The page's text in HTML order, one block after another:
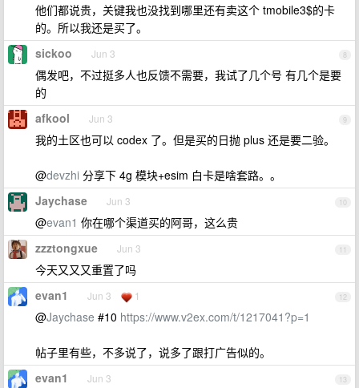
他们都说贵，关键我也没找到哪里还有卖这个 tmobile3$的卡
的。所以我还是买了。
8
sickoo Jun 3
偶发吧，不过挺多人也反馈不需要，我试了几个号 有几个是要
的
9
afkool Jun 3
我的土区也可以 codex 了。但是买的日抛 plus 还是要二验。
@devzhi 分享下 4g 模块+esim 白卡是啥套路。。
10
Jaychase Jun 3
@evan1 你在哪个渠道买的阿哥，这么贵
11
zzztongxue Jun 3
今天又又又重置了吗
12
evan1 Jun 3 1
@Jaychase #10 https://www.v2ex.com/t/1217041?p=1
帖子里有些，不多说了，说多了跟打广告似的。
13
evan1 Jun 3